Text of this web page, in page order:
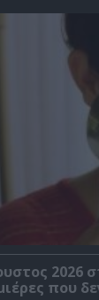
2026
που